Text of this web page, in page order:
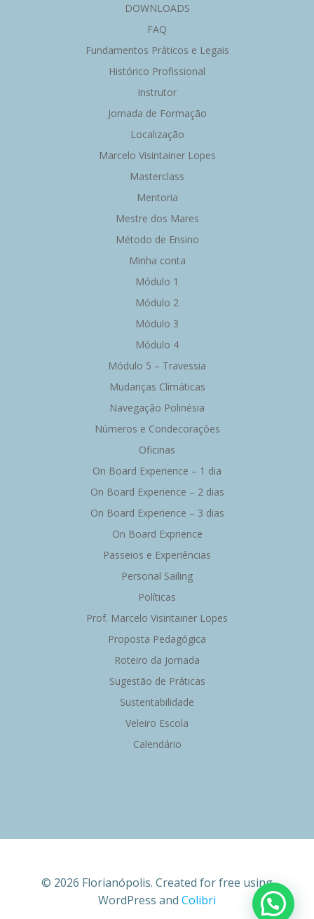
DOWNLOADS
FAQ
Fundamentos Práticos e Legais
Histórico Profissional
Instrutor
Jornada de Formação
Localização
Marcelo Visintainer Lopes
Masterclass
Mentoria
Mestre dos Mares
Método de Ensino
Minha conta
Módulo 1
Módulo 2
Módulo 3
Módulo 4
Módulo 5 – Travessia
Mudanças Climáticas
Navegação Polinésia
Números e Condecorações
Oficinas
On Board Experience – 1 dia
On Board Experience – 2 dias
On Board Experience – 3 dias
On Board Exprience
Passeios e Experiências
Personal Sailing
Políticas
Prof. Marcelo Visintainer Lopes
Proposta Pedagógica
Roteiro da Jornada
Sugestão de Práticas
Sustentabilidade
Veleiro Escola
Calendário
© 2026 Florianópolis. Created for free using
WordPress and Colibri